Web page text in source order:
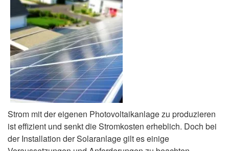
Strom mit der eigenen Photovoltaikanlage zu produzieren
ist effizient und senkt die Stromkosten erheblich. Doch bei
der Installation der Solaranlage gilt es einige